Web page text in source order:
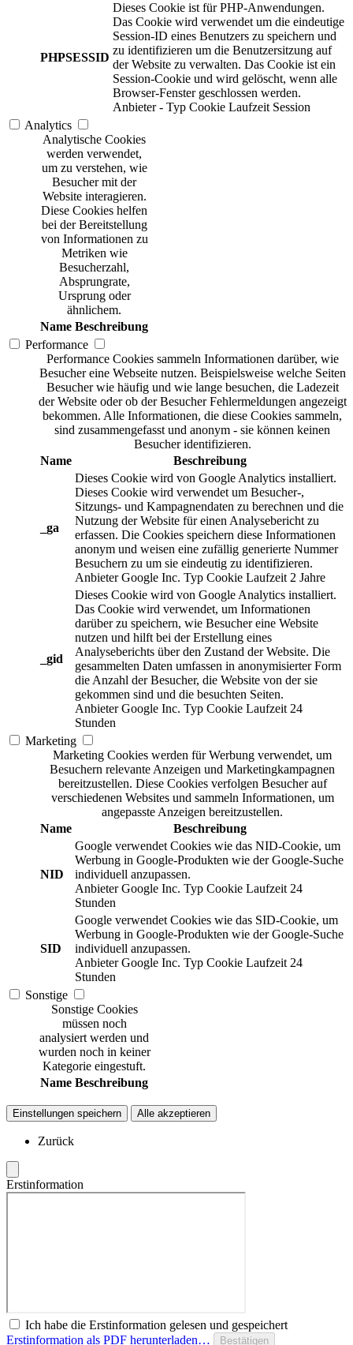
PHPSESSID
Dieses Cookie ist für PHP-Anwendungen.
Das Cookie wird verwendet um die eindeutige
Session-ID eines Benutzers zu speichern und
zu identifizieren um die Benutzersitzung auf
der Website zu verwalten. Das Cookie ist ein
Session-Cookie und wird gelöscht, wenn alle
Browser-Fenster geschlossen werden.
Anbieter - Typ Cookie Laufzeit Session
Analytics
Analytische Cookies
werden verwendet,
um zu verstehen, wie
Besucher mit der
Website interagieren.
Diese Cookies helfen
bei der Bereitstellung
von Informationen zu
Metriken wie
Besucherzahl,
Absprungrate,
Ursprung oder
ähnlichem.
Name Beschreibung
Performance
Performance Cookies sammeln Informationen darüber, wie
Besucher eine Webseite nutzen. Beispielsweise welche Seiten
Besucher wie häufig und wie lange besuchen, die Ladezeit
der Website oder ob der Besucher Fehlermeldungen angezeigt
bekommen. Alle Informationen, die diese Cookies sammeln,
sind zusammengefasst und anonym - sie können keinen
Besucher identifizieren.
Name
Beschreibung
_ga
Dieses Cookie wird von Google Analytics installiert.
Dieses Cookie wird verwendet um Besucher-,
Sitzungs- und Kampagnendaten zu berechnen und die
Nutzung der Website für einen Analysebericht zu
erfassen. Die Cookies speichern diese Informationen
anonym und weisen eine zufällig generierte Nummer
Besuchern zu um sie eindeutig zu identifizieren.
Anbieter Google Inc. Typ Cookie Laufzeit 2 Jahre
_gid
Dieses Cookie wird von Google Analytics installiert.
Das Cookie wird verwendet, um Informationen
darüber zu speichern, wie Besucher eine Website
nutzen und hilft bei der Erstellung eines
Analyseberichts über den Zustand der Website. Die
gesammelten Daten umfassen in anonymisierter Form
die Anzahl der Besucher, die Website von der sie
gekommen sind und die besuchten Seiten.
Anbieter Google Inc. Typ Cookie Laufzeit 24
Stunden
Marketing
Marketing Cookies werden für Werbung verwendet, um
Besuchern relevante Anzeigen und Marketingkampagnen
bereitzustellen. Diese Cookies verfolgen Besucher auf
verschiedenen Websites und sammeln Informationen, um
angepasste Anzeigen bereitzustellen.
Name
Beschreibung
NID
Google verwendet Cookies wie das NID-Cookie, um
Werbung in Google-Produkten wie der Google-Suche
individuell anzupassen.
Anbieter Google Inc. Typ Cookie Laufzeit 24
Stunden
SID
Google verwendet Cookies wie das SID-Cookie, um
Werbung in Google-Produkten wie der Google-Suche
individuell anzupassen.
Anbieter Google Inc. Typ Cookie Laufzeit 24
Stunden
Sonstige
Sonstige Cookies
müssen noch
analysiert werden und
wurden noch in keiner
Kategorie eingestuft.
Name Beschreibung
Einstellungen speichern Alle akzeptieren
Zurück
Erstinformation
Ich habe die Erstinformation gelesen und gespeichert
Erstinformation als PDF herunterladen…
Bestätigen